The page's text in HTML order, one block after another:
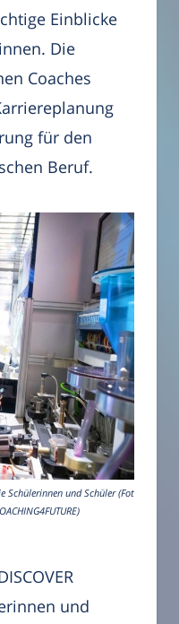
Einblicke
Die
Coaches
für den
Beruf.
Schülerinnen und Schüler (Foto:
und